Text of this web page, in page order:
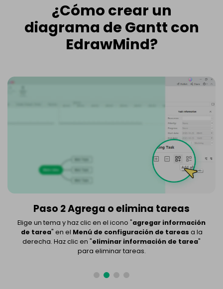
¿Cómo crear un
diagrama de Gantt con
EdrawMind?
Paso 2 Agrega o elimina tareas
Elige un tema y haz clic en el icono "agregar información
de tarea" en el Menú de configuración de tareas a la
derecha. Haz clic en "eliminar información de tarea"
para eliminar tareas.